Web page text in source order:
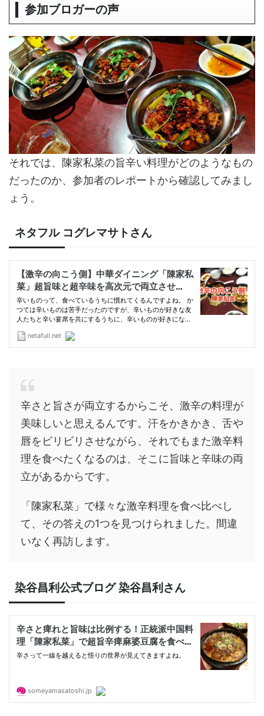
参加ブロガーの声
それでは、陳家私菜の旨辛い料理がどのようなもの
だったのか、参加者のレポートから確認してみまし
ょう。
ネタフル コグレマサトさん
辛さと旨さが両立するからこそ、激辛の料理が
美味しいと思えるんです。汗をかきかき、舌や
唇をビリビリさせながら、それでもまた激辛料
理を食べたくなるのは、そこに旨味と辛味の両
立があるからです。
「陳家私菜」で様々な激辛料理を食べ比べし
て、その答えの1つを見つけられました。間違
いなく再訪します。
染谷昌利公式ブログ 染谷昌利さん